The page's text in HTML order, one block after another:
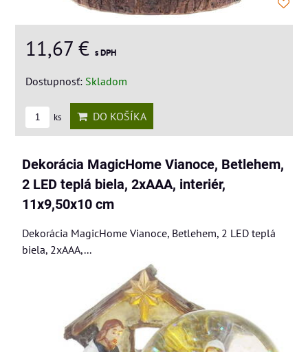
11,67 € s DPH
Dostupnosť: Skladom
ks DO KOŠÍKA
Dekorácia MagicHome Vianoce, Betlehem,
2 LED teplá biela, 2xAAA, interiér,
11x9,50x10 cm
Dekorácia MagicHome Vianoce, Betlehem, 2 LED teplá
biela, 2xAAA,...